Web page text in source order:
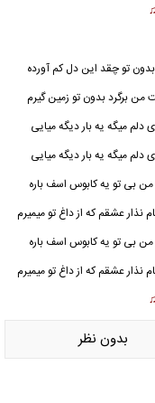
تو چقد این دل کم آورده
برگرد بدون تو زمین گیرم
میگه یه بار دیگه میایی
میگه یه بار دیگه میایی
بی تو یه کابوس اسف باره
عشقم که از داغ تو میمیرم
من بی تو یهکابوس اسف باره
عشقم که از داغ تو میمیرم
بدون نظر